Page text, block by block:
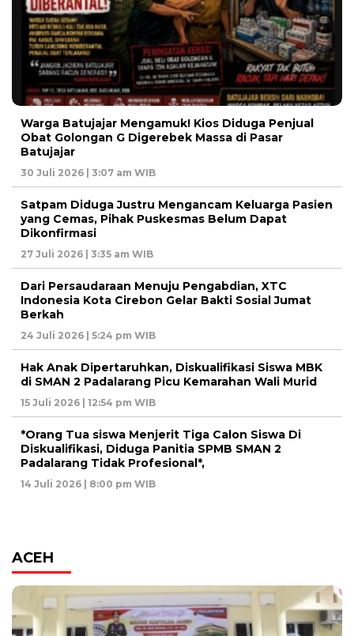
Warga Batujajar Mengamuk! Kios Diduga Penjual
Obat Golongan G Digerebek Massa di Pasar
Batujajar
30 Juli 2026 | 3:07 am WIB
Satpam Diduga Justru Mengancam Keluarga Pasien
yang Cemas, Pihak Puskesmas Belum Dapat
Dikonfirmasi
27 Juli 2026 | 3:35 am WIB
Dari Persaudaraan Menuju Pengabdian, XTC
Indonesia Kota Cirebon Gelar Bakti Sosial Jumat
Berkah
24 Juli 2026 | 5:24 pm WIB
Hak Anak Dipertaruhkan, Diskualifikasi Siswa MBK
di SMAN 2 Padalarang Picu Kemarahan Wali Murid
15 Juli 2026 | 12:54 pm WIB
*Orang Tua siswa Menjerit Tiga Calon Siswa Di
Diskualifikasi, Diduga Panitia SPMB SMAN 2
Padalarang Tidak Profesional*,
14 Juli 2026 | 8:00 pm WIB
ACEH